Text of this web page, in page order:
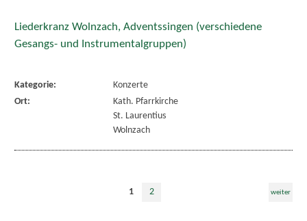
Liederkranz Wolnzach, Adventssingen (verschiedene
Gesangs- und Instrumentalgruppen)
Kategorie:
Konzerte
Ort:
Kath. Pfarrkirche
St. Laurentius
Wolnzach
1 2 weiter